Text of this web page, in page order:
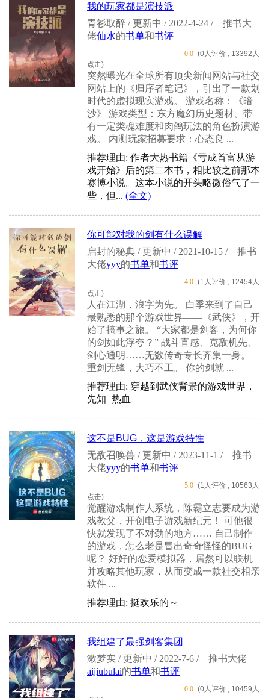
我的玩家都是演技派
青衫取醉 / 更新中 / 2022-4-24 /
推书大
佬仙水的书单和书评
0.0 (0人评价 , 13392人
点击)
突然曝光在全球所有顶尖新闻网站与社交
网站上的《归序者笔记》，引出了一款划
时代的虚拟现实游戏。 游戏名称：《暗
沙》 游戏类型：东方魔幻历史题材、带
有一定类魂难度和肉鸽玩法的角色扮演游
戏。 内测玩家招募要求：心态良 ...
推荐理由: 作者大热书籍《亏成首富从游
戏开始》后的第二本书，相比较之前那本
赛博小说。这本小说的开头略微俗气了一
些，但... (全文)
你可能对我的剑有什么误解
启封的秘典 / 更新中 / 2021-10-15 /
推书
大佬yyy的书单和书评
4.0 (1人评价 , 12454人
点击)
人在江湖，浪字为先。 白季来到了自己
最熟悉的那个游戏世界——《武侠》，开
始了搞事之旅。 “大家都是剑客，为何你
的剑如此浮夸？” 战斗直感、克敌机先、
剑心通明……无数传奇专长齐集一身。
重剑无锋，大巧不工。 你的剑就 ...
推荐理由: 穿越到武侠背景的游戏世界，
先知+热血
这不是BUG，这是游戏特性
无敌召唤兽 / 更新中 / 2023-11-1 /
推书
大佬yyy的书单和书评
5.0 (1人评价 , 10563人
点击)
觉醒游戏制作人系统，陈霸立志要成为游
戏教父，开创电子游戏新纪元！ 可他很
快就发现了不对劲的地方…… 自己制作
的游戏，怎么老是冒出奇奇怪怪的BUG
呢？ 好好的恋爱模拟器，居然可以联机
并攻略其他玩家，从而变成一款社交相亲
软件 ...
推荐理由: 挺欢乐的～
我组建了最强剑客集团
漱梦实 / 更新中 / 2022-7-6 /
推书大佬
aijiubulai的书单和书评
0.0 (0人评价 , 10459人